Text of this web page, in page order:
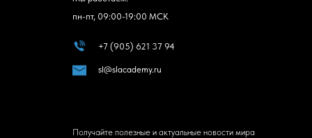
Получайте полезные и актуальные новости мира
пн-пт, 09:00-19:00 МСК
+7 (905) 621 37 94
sl@slacademy.ru